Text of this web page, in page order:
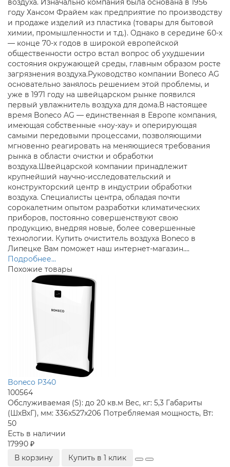
воздуха. Изначально компания была основана в 1956
году Хансом Фрайем как предприятие по производству
и продаже изделий из пластика (товары для бытовой
химии, промышленности и т.д.). Однако в середине 60-х
— конце 70-х годов в широкой европейской
общественности остро встал вопрос об ухудшении
состояния окружающей среды, главным образом росте
загрязнения воздуха.Руководство компании Boneco AG
основательно занялось решением этой проблемы, и
уже в 1971 году на швейцарском рынке появился
первый увлажнитель воздуха для дома.В настоящее
время Boneco AG — единственная в Европе компания,
имеющая собственные «ноу-хау» и оперирующая
самыми передовыми процессами, позволяющими
мгновенно реагировать на меняющиеся требования
рынка в области очистки и обработки
воздуха.Швейцарской компании принадлежит
крупнейший научно-исследовательский и
конструкторский центр в индустрии обработки
воздуха. Специалисты центра, обладая почти
сорокалетним опытом разработки климатических
приборов, постоянно совершенствуют свою
продукцию, внедряя новые, более совершенные
технологии. Купить очиститель воздуха Boneco в
Липецке Вам поможет наш интернет-магазин....
Подробнее...
Похожие товары
Boneco P340
100564
Обслуживаемая (S): до 20 кв.м Вес, кг: 5,3 Габариты
(ШхВхГ), мм: 336x527x206 Потребляемая мощность, Вт:
50
Есть в наличии
17990 ₽
В корзину
Купить в 1 клик